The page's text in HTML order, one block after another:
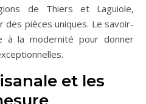
de Thiers et Laguiole,
pièces uniques. Le savoir-
à la modernité pour donner
et les